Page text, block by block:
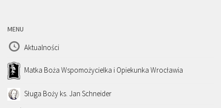
MENU
Aktualności
Matka Boża Wspomożycielka i Opiekunka Wrocławia
Sługa Boży ks. Jan Schneider